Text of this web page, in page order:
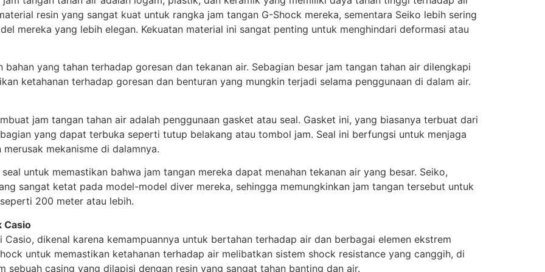
resin yang sangat kuat untuk rangka jam tangan G-Shock mereka, sementara Seiko lebih sering
mereka yang lebih elegan. Kekuatan material ini sangat penting untuk menghindari deformasi atau
yang tahan terhadap goresan dan tekanan air. Sebagian besar jam tangan tahan air dilengkapi
ketahanan terhadap goresan dan benturan yang mungkin terjadi selama penggunaan di dalam air.
jam tangan tahan air adalah penggunaan gasket atau seal. Gasket ini, yang biasanya terbuat dari
yang dapat terbuka seperti tutup belakang atau tombol jam. Seal ini berfungsi untuk menjaga
mekanisme di dalamnya.
untuk memastikan bahwa jam tangan mereka dapat menahan tekanan air yang besar. Seiko,
sangat ketat pada model-model diver mereka, sehingga memungkinkan jam tangan tersebut untuk
200 meter atau lebih.
Casio
dikenal karena kemampuannya untuk bertahan terhadap air dan berbagai elemen ekstrem
untuk memastikan ketahanan terhadap air melibatkan sistem shock resistance yang canggih, di
sebuah casing yang dilapisi dengan resin yang sangat tahan banting dan air.